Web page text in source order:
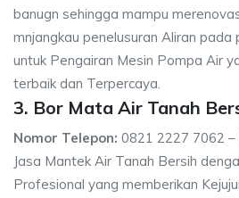
banugn sehingga mampu
mnjangkau penelusuran Aliran
untuk Pengairan Mesin Pompa Air
terbaik dan Terpercaya.
3. Bor Mata Air Tanah
Nomor Telepon: 0821 2227 7062
Jasa Mantek Air Tanah Bersih
Profesional yang memberikan